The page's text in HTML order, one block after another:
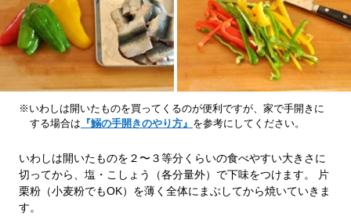
※いわしは開いたものを買ってくるのが便利ですが、家で手開きに
する場合は 『鰯の手開きのやり方』 を参考にしてください。
いわしは開いたものを２〜３等分くらいの食べやすい大きさに
切ってから、塩・こしょう（各分量外）で下味をつけます。 片
栗粉（小麦粉でもOK）を薄く全体にまぶしてから焼いていきま
す。